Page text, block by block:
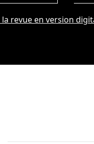
revue en version